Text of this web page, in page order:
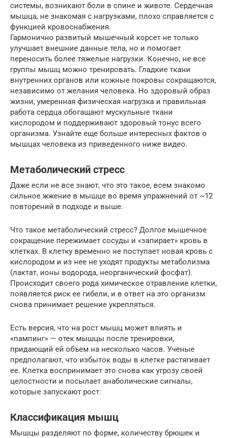
системы, возникают боли в спине и животе. Сердечная
мышца, не знакомая с нагрузками, плохо справляется с
функцией кровоснабжения.
Гармонично развитый мышечный корсет не только
улучшает внешние данные тела, но и помогает
переносить более тяжелые нагрузки. Конечно, не все
группы мышц можно тренировать. Гладкие ткани
внутренних органов или кожные покровы сокращаются,
независимо от желания человека. Но здоровый образ
жизни, умеренная физическая нагрузка и правильная
работа сердца обогащают мускульные ткани
кислородом и поддерживают здоровый тонус всего
организма. Узнайте еще больше интересных фактов о
мышцах человека из приведенного ниже видео.
Метаболический стресс
Даже если не все знают, что это такое, всем знакомо
сильное жжение в мышце во время упражнений от ~12
повторений в подходе и выше.
Что такое метаболический стресс? Долгое мышечное
сокращение пережимает сосуды и «запирает» кровь в
клетках. В клетку временно не поступает новая кровь с
кислородом и из нее не уходят продукты метаболизма
(лактат, ионы водорода, неорганический фосфат).
Происходит своего рода химическое отравление клетки,
появляется риск ее гибели, и в ответ на это организм
снова принимает решение укрепляться.
Есть версия, что на рост мышц может влиять и
«пампинг» — отек мышцы после тренировки,
придающий ей объем на несколько часов. Ученые
предполагают, что избыток воды в клетке растягивает
ее. Клетка воспринимает это снова как угрозу своей
целостности и посылает анаболические сигналы,
которые запускают рост.
Классификация мышц
Мышцы разделяют по форме, количеству брюшек и